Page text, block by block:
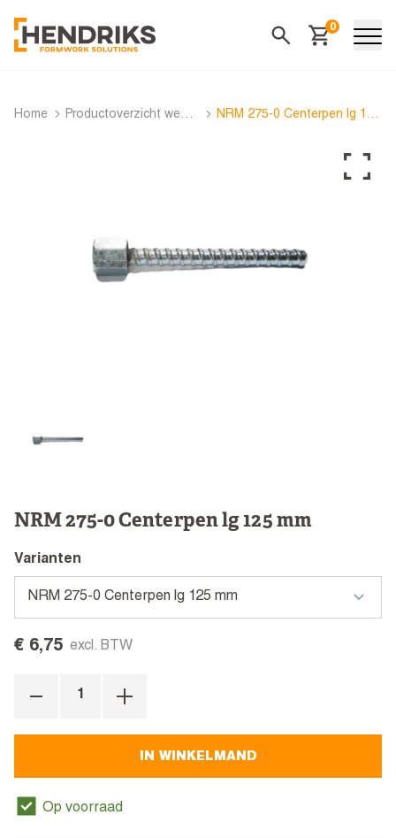
0
Winkelwagen
Home Productoverzicht webshop NRM 275-0 Centerpen lg 125 mm
NRM 275-0 Centerpen lg 125 mm
Varianten
€ 6,75 excl. BTW
IN WINKELMAND
Op voorraad